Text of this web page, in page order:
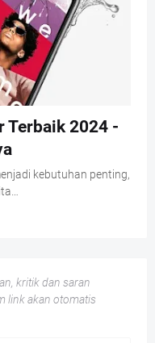
Terbaik 2024 -
kebutuhan penting,
kritik dan saran
link akan otomatis